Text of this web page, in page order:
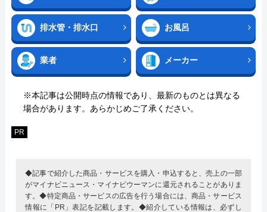
排水管・排水口 お風呂
業者 メーカー
※本記事は公開時点の情報であり、最新のものとは異なる
場合があります。あらかじめご了承ください。
PR
◆記事で紹介した商品・サービスを購入・申込すると、売上の一部
がマイナビニュース・マイナビウーマンに還元されることがありま
す。◆特定商品・サービスの広告を行う場合には、商品・サービス
情報に「PR」表記を記載します。◆紹介している情報は、必ずし